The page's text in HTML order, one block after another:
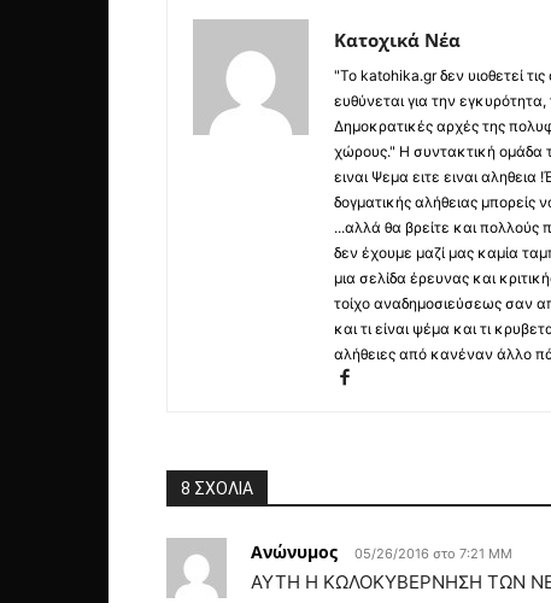
Κατοχικά Νέα
"Το katohika.gr δεν υιοθετεί
ευθύνεται για την
Δημοκρατικές αρχές της
χώρους." Η συντακτική ομάδα
ειναι Ψεμα ειτε ειναι
δογματικής αλήθειας μπορείς
...αλλά θα βρείτε και πολλούς
δεν έχουμε μαζί μας καμία
μια σελίδα έρευνας και
τοίχο αναδημοσιεύσεως σαν
και τι είναι ψέμα και τι
αλήθειες από κανέναν άλλο
8 ΣΧΟΛΙΑ
Ανώνυμος 05/26/2016 στο 7:21 ΜΜ
AYTH H ΚΩΛΟΚΥΒΕΡΝΗΣΗ ΤΩΝ